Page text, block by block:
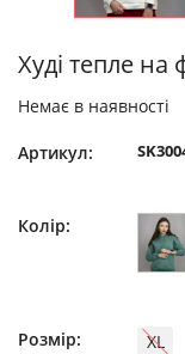
Худі тепле на
Немає в наявності
Артикул:
Колір:
Розмір: XL